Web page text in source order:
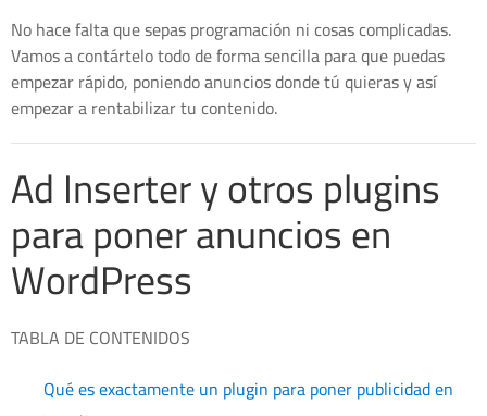
No hace falta que sepas programación ni cosas complicadas.
Vamos a contártelo todo de forma sencilla para que puedas
empezar rápido, poniendo anuncios donde tú quieras y así
empezar a rentabilizar tu contenido.
Ad Inserter y otros plugins
para poner anuncios en
WordPress
TABLA DE CONTENIDOS
Qué es exactamente un plugin para poner publicidad en